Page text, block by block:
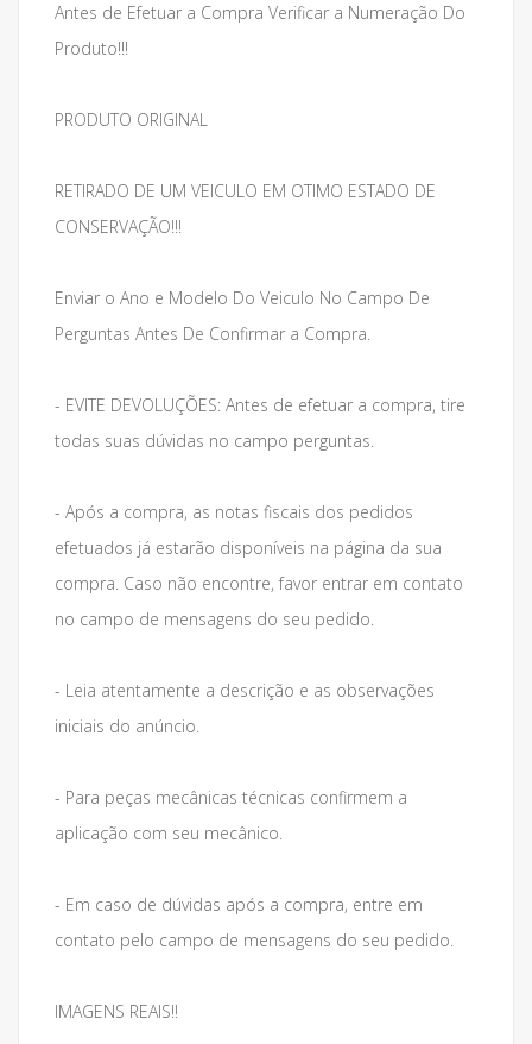
Antes de Efetuar a Compra Verificar a Numeração Do
Produto!!!
PRODUTO ORIGINAL
RETIRADO DE UM VEICULO EM OTIMO ESTADO DE
CONSERVAÇÃO!!!
Enviar o Ano e Modelo Do Veiculo No Campo De
Perguntas Antes De Confirmar a Compra.
- EVITE DEVOLUÇÕES: Antes de efetuar a compra, tire
todas suas dúvidas no campo perguntas.
- Após a compra, as notas fiscais dos pedidos
efetuados já estarão disponíveis na página da sua
compra. Caso não encontre, favor entrar em contato
no campo de mensagens do seu pedido.
- Leia atentamente a descrição e as observações
iniciais do anúncio.
- Para peças mecânicas técnicas confirmem a
aplicação com seu mecânico.
- Em caso de dúvidas após a compra, entre em
contato pelo campo de mensagens do seu pedido.
IMAGENS REAIS!!